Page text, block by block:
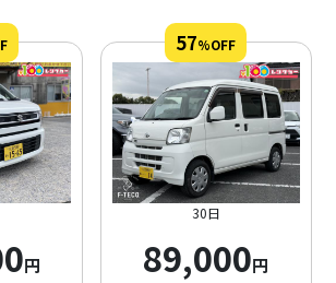
滝 虎尾桜 焼物の里 足利尊氏が開祖の
公園 大花園やユリ園、アジサイ園、山
芝生広場
山の庭や石灯籠などのある日本庭園
ト台地 千仏鍾乳洞 目白鍾乳洞 牡鹿鍾
円
57%OFF
30日
89,000円